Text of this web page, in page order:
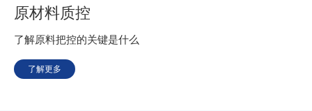
原材料质控
了解原料把控的关键是什么
了解更多